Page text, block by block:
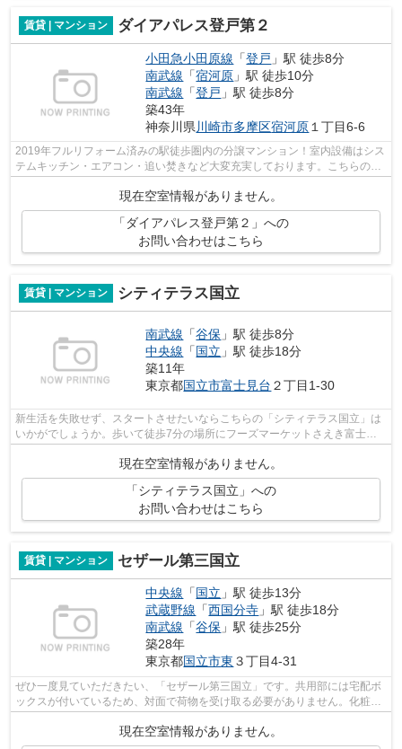
賃貸 | マンション ダイアパレス登戸第２
小田急小田原線 「登戸 」駅 徒歩8分
南武線 「宿河原 」駅 徒歩10分
南武線 「登戸 」駅 徒歩8分
築43年
神奈川県 川崎市多摩区宿河原 １丁目6-6
2019年フルリフォーム済みの駅徒歩圏内の分譲マンション！室内設備はシス
テムキッチン・エアコン・追い焚きなど大変充実しております。こちらのマ
現在空室情報がありません。
「ダイアパレス登戸第２」への
お問い合わせはこちら
賃貸 | マンション シティテラス国立
南武線 「谷保 」駅 徒歩8分
中央線 「国立 」駅 徒歩18分
築11年
東京都国立市富士見台 ２丁目1-30
新生活を失敗せず、スタートさせたいならこちらの「シティテラス国立」は
いかがでしょうか。歩いて徒歩7分の場所にフーズマーケットさえき富士見
現在空室情報がありません。
「シティテラス国立」への
お問い合わせはこちら
賃貸 | マンション セザール第三国立
中央線 「国立 」駅 徒歩13分
武蔵野線 「西国分寺 」駅 徒歩18分
南武線 「谷保 」駅 徒歩25分
築28年
東京都国立市東 ３丁目4-31
ぜひ一度見ていただきたい、「セザール第三国立」です。共用部には宅配ボ
ックスが付いているため、対面で荷物を受け取る必要がありません。化粧品
やスタイリング剤などをまとめて出し...
現在空室情報がありません。